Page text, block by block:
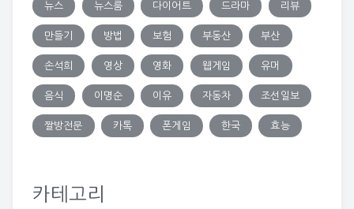
뉴스 뉴스룸 다이어트 드라마 리뷰
만들기 방법 보험 부동산 부산
손석희 영상 영화 웹게임 유머
음식 이명순 이유 자동차 조선일보
짤방전문 카톡 폰게임 한국 효능
카테고리